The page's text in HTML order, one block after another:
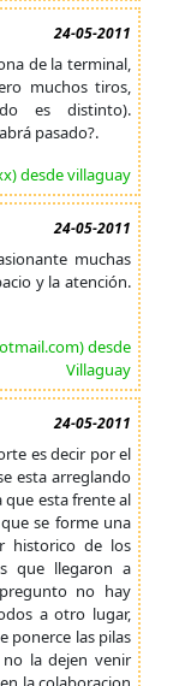
24-05-2011
de la terminal,
muchos tiros,
es distinto).
pasado?.
desde villaguay
24-05-2011
muchas
y la atención.
desde
Villaguay
24-05-2011
es decir por el
esta arreglando
que esta frente al
se forme una
historico de los
que llegaron a
no hay
a otro lugar,
ponerce las pilas
la dejen venir